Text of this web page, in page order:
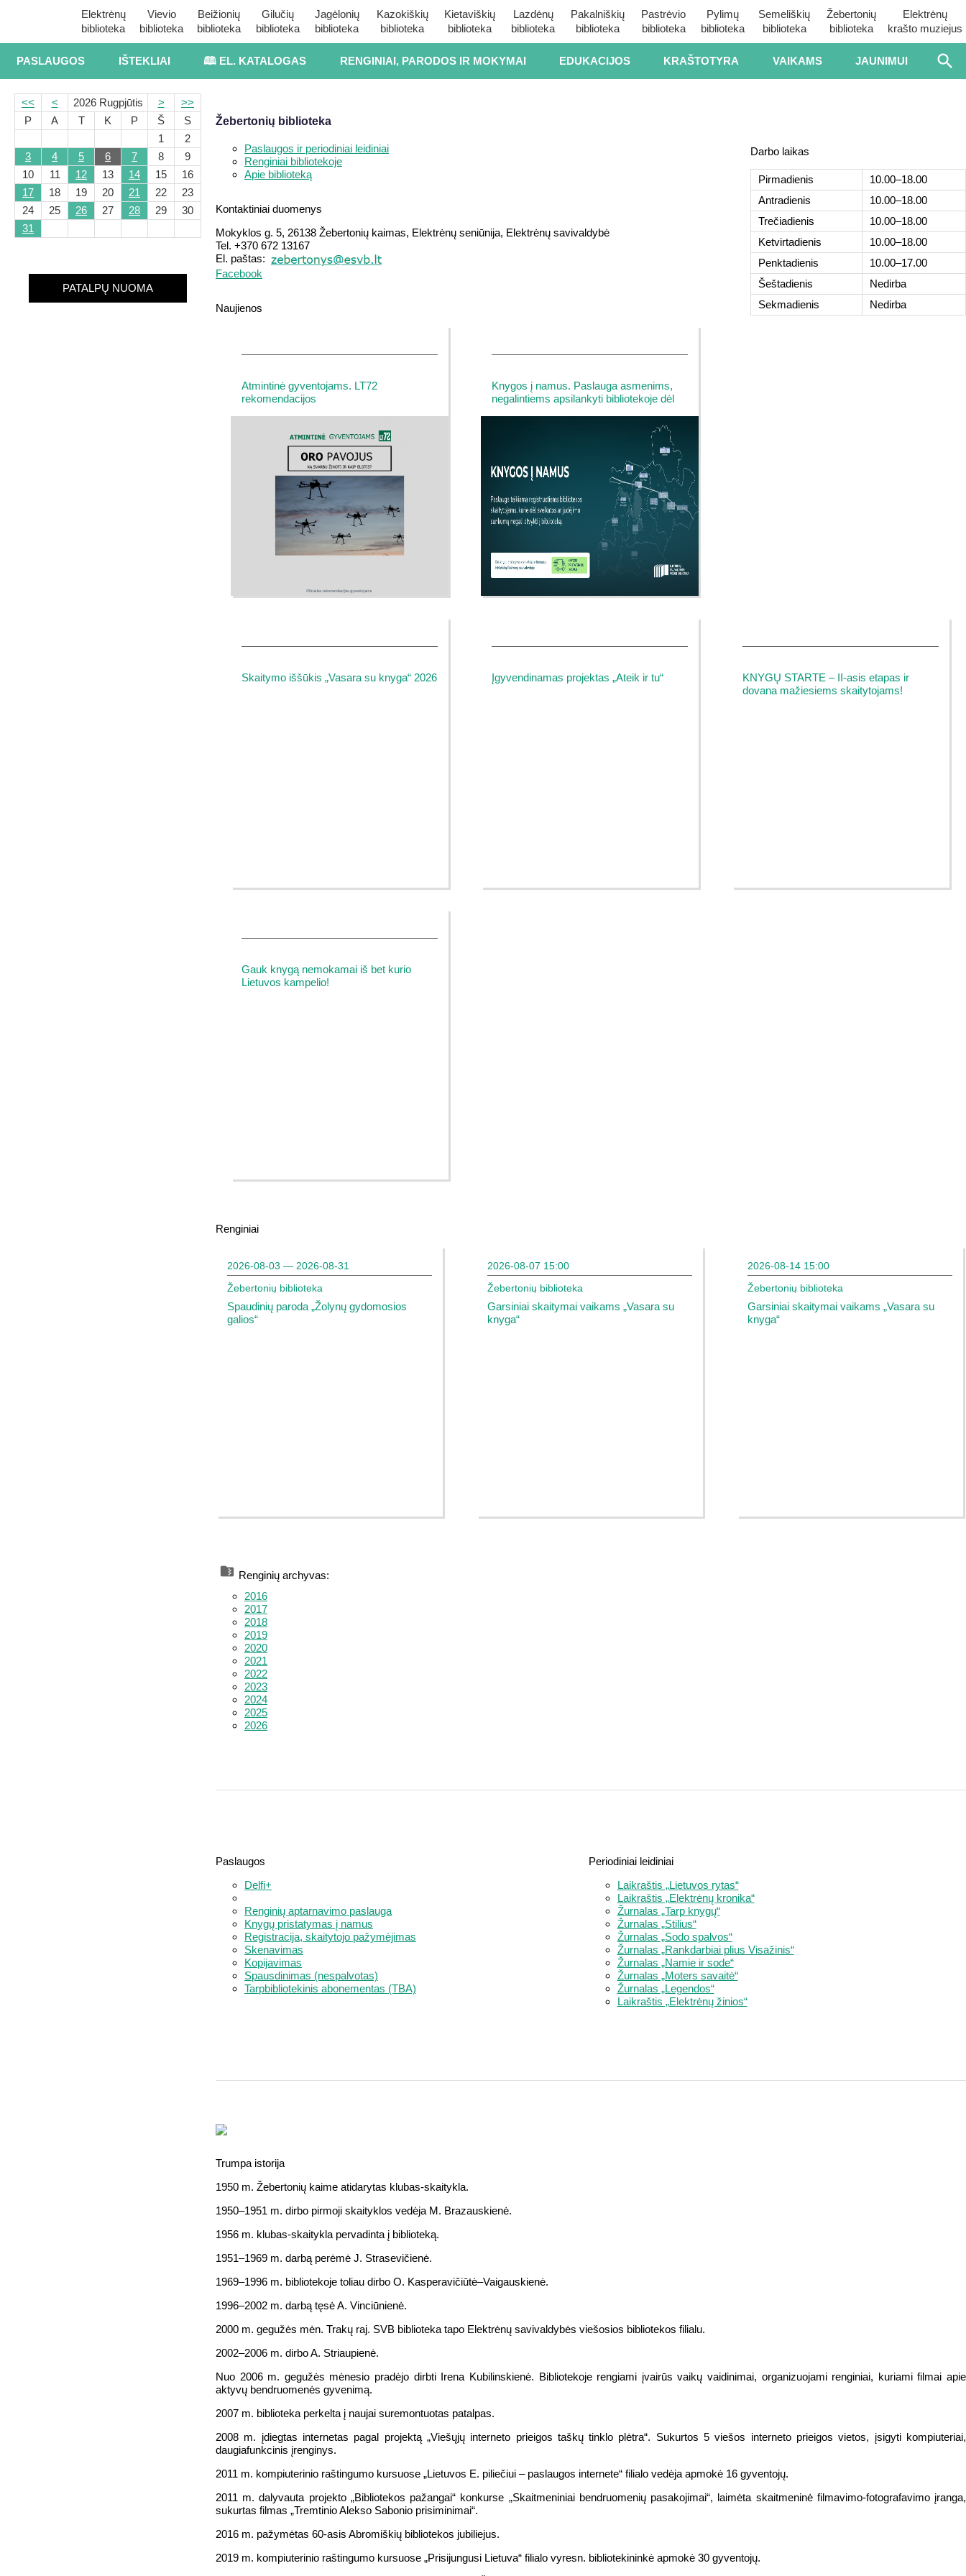
Elektrėnų
biblioteka
Vievio
biblioteka
Beižionių
biblioteka
Gilučių
biblioteka
Jagėlonių
biblioteka
Kazokiškių
biblioteka
Kietaviškių
biblioteka
Lazdėnų
biblioteka
Pakalniškių
biblioteka
Pastrėvio
biblioteka
Pylimų
biblioteka
Semeliškių
biblioteka
Žebertonių
biblioteka
Elektrėnų
krašto muziejus
PASLAUGOS IŠTEKLIAI 🕮 EL. KATALOGAS RENGINIAI, PARODOS IR MOKYMAI EDUKACIJOS KRAŠTOTYRA VAIKAMS JAUNIMUI
<< < 2026 Rugpjūtis >
>>
P
A T K P Š
S
1
2
3
4 5 6 7 8
9
10
11 12 13 14 15
16
17
18 19 20 21 22
23
24
25 26 27 28 29
30
31
PATALPŲ NUOMA
Žebertonių biblioteka
Paslaugos ir periodiniai leidiniai
Renginiai bibliotekoje
Apie biblioteką
Darbo laikas
Pirmadienis
10.00–18.00
Antradienis
10.00–18.00
Trečiadienis
10.00–18.00
Ketvirtadienis
10.00–18.00
Penktadienis
10.00–17.00
Šeštadienis
Nedirba
Sekmadienis
Nedirba
Kontaktiniai duomenys
Mokyklos g. 5, 26138 Žebertonių kaimas, Elektrėnų seniūnija, Elektrėnų savivaldybė
Tel. +370 672 13167
El. paštas:
Facebook
Naujienos
Atmintinė gyventojams. LT72
rekomendacijos
Knygos į namus. Paslauga asmenims,
negalintiems apsilankyti bibliotekoje dėl
Skaitymo iššūkis „Vasara su knyga“ 2026 Įgyvendinamas projektas „Ateik ir tu“
KNYGŲ STARTE – II-asis etapas ir
dovana mažiesiems skaitytojams!
Gauk knygą nemokamai iš bet kurio
Lietuvos kampelio!
Renginiai
2026-08-03 — 2026-08-31
Žebertonių biblioteka
Spaudinių paroda „Žolynų gydomosios
galios“
2026-08-07 15:00
Žebertonių biblioteka
Garsiniai skaitymai vaikams „Vasara su
knyga“
2026-08-14 15:00
Žebertonių biblioteka
Garsiniai skaitymai vaikams „Vasara su
knyga“
Renginių archyvas:
2016
2017
2018
2019
2020
2021
2022
2023
2024
2025
2026
Paslaugos
Delfi+
Renginių aptarnavimo paslauga
Knygų pristatymas į namus
Registracija, skaitytojo pažymėjimas
Skenavimas
Kopijavimas
Spausdinimas (nespalvotas)
Tarpbibliotekinis abonementas (TBA)
Periodiniai leidiniai
Laikraštis „Lietuvos rytas“
Laikraštis „Elektrėnų kronika“
Žurnalas „Tarp knygų“
Žurnalas „Stilius“
Žurnalas „Sodo spalvos“
Žurnalas „Rankdarbiai plius Visažinis“
Žurnalas „Namie ir sode“
Žurnalas „Moters savaitė“
Žurnalas „Legendos“
Laikraštis „Elektrėnų žinios“
Trumpa istorija
1950 m. Žebertonių kaime atidarytas klubas-skaitykla.
1950–1951 m. dirbo pirmoji skaityklos vedėja M. Brazauskienė.
1956 m. klubas-skaitykla pervadinta į biblioteką.
1951–1969 m. darbą perėmė J. Strasevičienė.
1969–1996 m. bibliotekoje toliau dirbo O. Kasperavičiūtė–Vaigauskienė.
1996–2002 m. darbą tęsė A. Vinciūnienė.
2000 m. gegužės mėn. Trakų raj. SVB biblioteka tapo Elektrėnų savivaldybės viešosios bibliotekos filialu.
2002–2006 m. dirbo A. Striaupienė.
Nuo 2006 m. gegužės mėnesio pradėjo dirbti Irena Kubilinskienė. Bibliotekoje rengiami įvairūs vaikų vaidinimai, organizuojami renginiai, kuriami filmai apie
aktyvų bendruomenės gyvenimą.
2007 m. biblioteka perkelta į naujai suremontuotas patalpas.
2008 m. įdiegtas internetas pagal projektą „Viešųjų interneto prieigos taškų tinklo plėtra“. Sukurtos 5 viešos interneto prieigos vietos, įsigyti kompiuteriai,
daugiafunkcinis įrenginys.
2011 m. kompiuterinio raštingumo kursuose „Lietuvos E. piliečiui – paslaugos internete“ filialo vedėja apmokė 16 gyventojų.
2011 m. dalyvauta projekto „Bibliotekos pažangai“ konkurse „Skaitmeniniai bendruomenių pasakojimai“, laimėta skaitmeninė filmavimo-fotografavimo įranga,
sukurtas filmas „Tremtinio Alekso Sabonio prisiminimai“.
2016 m. pažymėtas 60-asis Abromiškių bibliotekos jubiliejus.
2019 m. kompiuterinio raštingumo kursuose „Prisijungusi Lietuva“ filialo vyresn. bibliotekininkė apmokė 30 gyventojų.